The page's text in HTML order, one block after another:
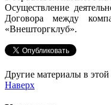
Осуществление
Договора между
«Внешторгклуб».
Другие материалы в этой
Наверх